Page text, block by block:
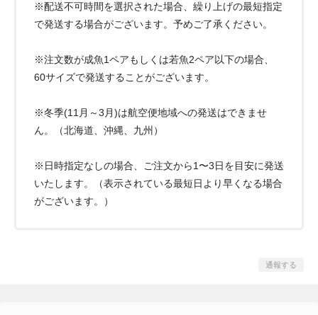
※配送不可時間を選択された場合、繰り上げの最短指定
で発送する場合がございます。予めご了承ください。
※注文数が成魚1ペアもしくは若魚2ペア以下の場合、
60サイズで発送することがございます。
※冬季(11月～3月)は航空便地域への発送はできませ
ん。（北海道、沖縄、九州）
※日時指定なしの場合、ご注文から1〜3日を目安に発送
いたします。（表示されている最短日より早くなる場合
がございます。）
通報する